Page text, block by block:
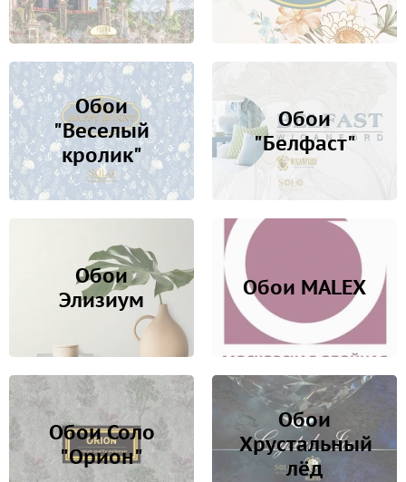
Обои
"Веселый
кролик"
Обои
"Белфаст"
Обои
Элизиум
Обои MALEX
Обои Соло
"Орион"
Обои
Хрустальный
лёд